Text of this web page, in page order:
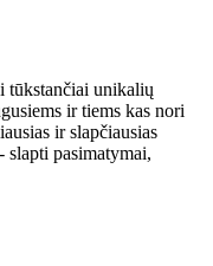
tūkstančiai unikalių
ir tiems kas nori
ir slapčiausias
slapti pasimatymai,